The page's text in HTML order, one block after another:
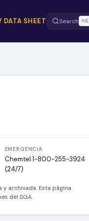
DATA SHEET Search ⌘K
EMERGENCIA
Chemtel 1-800-255-3924
(24/7)
y archivada. Esta página
del SGA.